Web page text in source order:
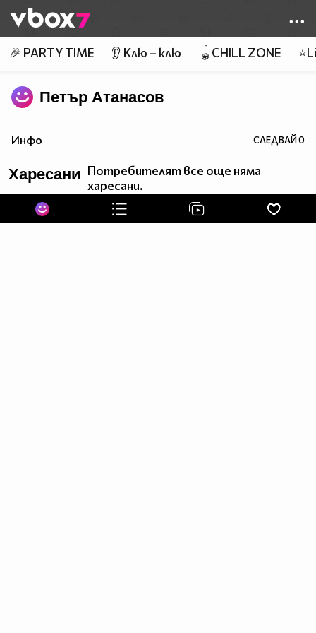
👾
🎉 PARTY TIME 👂 Клю – клю 🪀CHILL ZONE
Петър Атанасов
Инфо СЛЕДВАЙ0
Харесани Потребителят все още няма
харесани.